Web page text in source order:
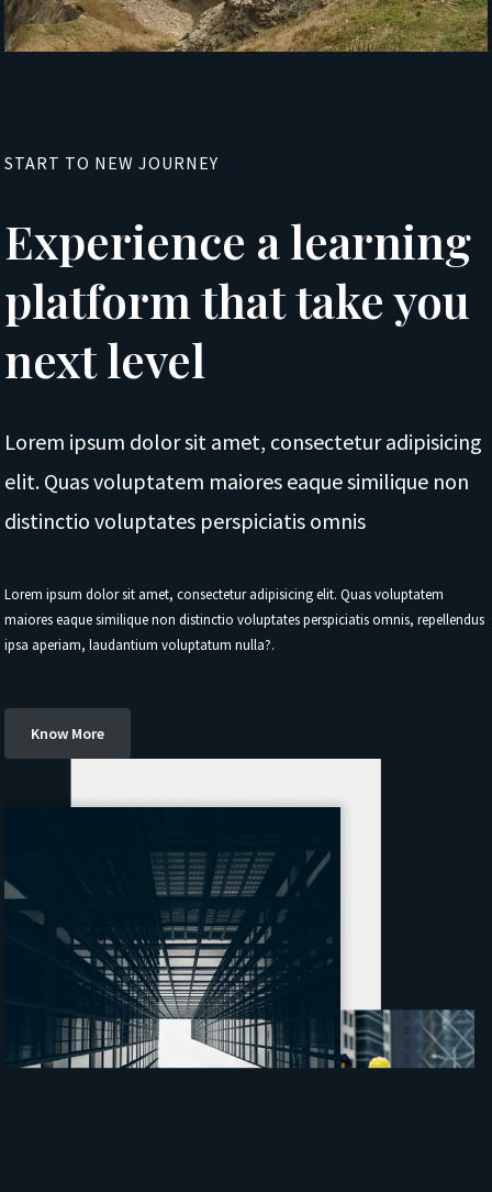
START TO NEW JOURNEY
Experience a learning
platform that take you
next level
Lorem ipsum dolor sit amet, consectetur adipisicing
elit. Quas voluptatem maiores eaque similique non
distinctio voluptates perspiciatis omnis
Lorem ipsum dolor sit amet, consectetur adipisicing elit. Quas voluptatem
maiores eaque similique non distinctio voluptates perspiciatis omnis, repellendus
ipsa aperiam, laudantium voluptatum nulla?.
Know More